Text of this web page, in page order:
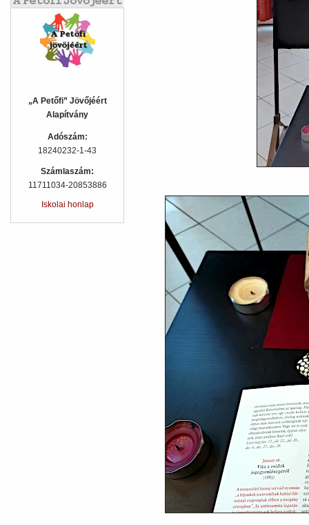
„A Petőfi” Jövőjéért
Alapítvány
Adószám:
18240232-1-43
Számlaszám:
11711034-20853886
Iskolai honlap